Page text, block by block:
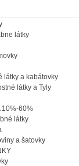
látky
látky a kabátovky
látky a Tyly
10%-60%
látky
a šatovky